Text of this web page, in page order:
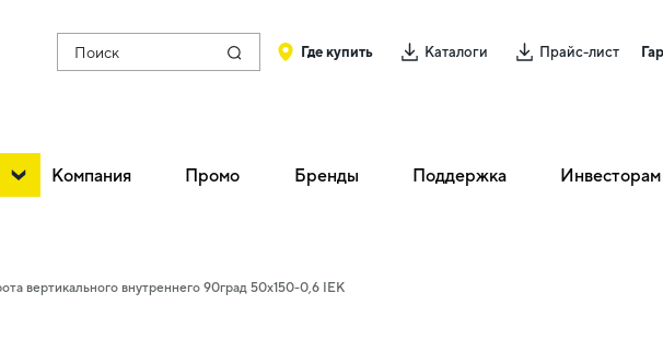
Поиск Где купить Каталоги Прайс-лист
Компания Промо Бренды Поддержка Инвесторам
вертикального внутреннего 90град 50х150-0,6 IEK